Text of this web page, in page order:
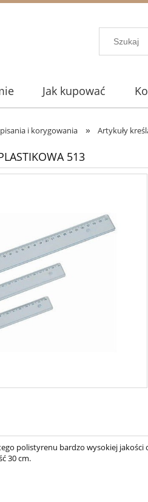
Jak kupować
i korygowania » Artykuły
513
polistyrenu bardzo wysokiej
30 cm.